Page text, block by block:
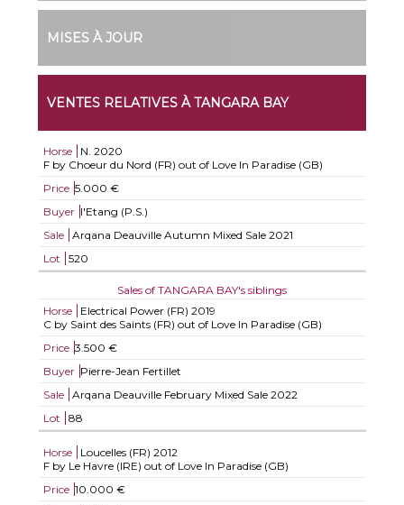
MISES À JOUR
VENTES RELATIVES À TANGARA BAY
Horse N. 2020
F by Choeur du Nord (FR) out of Love In Paradise (GB)
Price 5.000 €
Buyer l'Etang (P.S.)
Sale
Arqana Deauville Autumn Mixed Sale 2021
Lot
520
Sales of TANGARA BAY's siblings
Horse
Electrical Power (FR) 2019
C by Saint des Saints (FR) out of Love In Paradise (GB)
Price 3.500 €
Buyer Pierre-Jean Fertillet
Sale
Arqana Deauville February Mixed Sale 2022
Lot
88
Horse Loucelles (FR) 2012
F by Le Havre (IRE) out of Love In Paradise (GB)
Price 10.000 €